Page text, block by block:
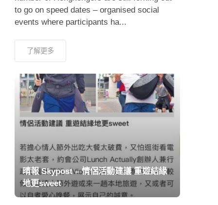
to go on speed dates – organised social
events where participants ha...
了解更多
晴報 Skypost – 情侶活動建議 重遊結緣
地更sweet